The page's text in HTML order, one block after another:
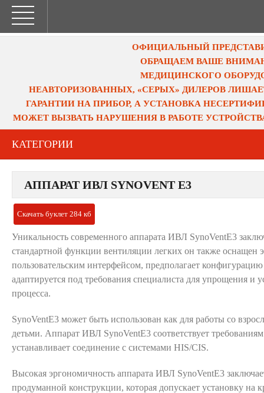
ОФИЦИАЛЬНЫЙ
ОБРАЩАЕМ ВАШЕ
МЕДИЦИНСКОГО
НЕАВТОРИЗОВАННЫХ, «СЕРЫХ» ДИЛЕРОВ
ГАРАНТИИ НА ПРИБОР, А УСТАНОВКА
МОЖЕТ ВЫЗВАТЬ НАРУШЕНИЯ В РАБОТЕ
КАТЕГОРИИ
АППАРАТ ИВЛ SYNOVENT E3
Скачать буклет 284 кб
Уникальность современного аппарата ИВЛ SynoVentE3
стандартной функции вентиляции легких он также оснащен
пользовательским интерфейсом, предполагает конфигурацию
адаптируется под требования специалиста для упрощения и
процесса.
SynoVentE3 может быть использован как для работы со
детьми. Аппарат ИВЛ SynoVentE3 соответствует
устанавливает соединение с системами HIS/CIS.
Высокая эргономичность аппарата ИВЛ SynoVentE3
продуманной конструкции, которая допускает установку на